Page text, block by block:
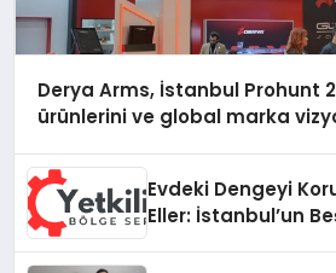
Derya Arms, İstanbul Prohunt
ürünlerini ve global marka
Evdeki Dengeyi
Eller: İstanbul’un